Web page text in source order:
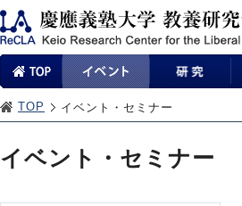
TOP イベント・セミナー
イベント・セミナー